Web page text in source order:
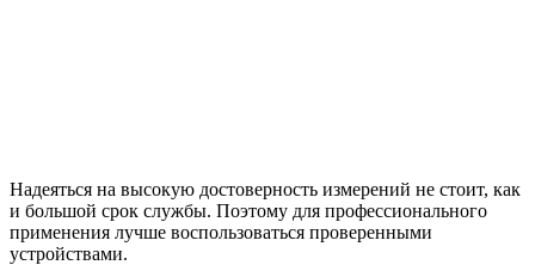
Надеяться на высокую достоверность измерений не стоит, как
и большой срок службы. Поэтому для профессионального
применения лучше воспользоваться проверенными
устройствами.